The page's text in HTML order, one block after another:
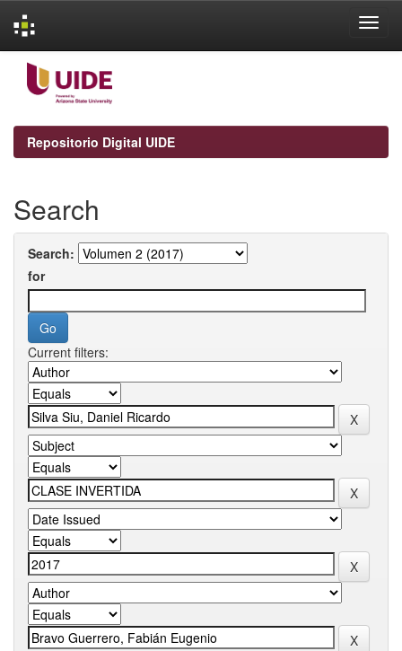
navigation
Repositorio Digital UIDE
Search
Search:
for
Current filters: